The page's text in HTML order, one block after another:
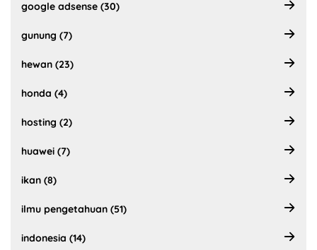
google adsense (30)
gunung (7)
hewan (23)
honda (4)
hosting (2)
huawei (7)
ikan (8)
ilmu pengetahuan (51)
indonesia (14)